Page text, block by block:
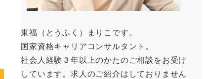
東福（とうふく）まりこです。
国家資格キャリアコンサルタント。
社会人経験３年以上のかたのご相談をお受け
しています。求人のご紹介はしておりません